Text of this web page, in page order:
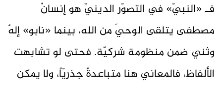
فـ «النبيّ» في التصوّر الدينيّ هو إنسانٌ
مصطفى يتلقى الوحيَ من الله، بينما «نابو» إلهٌ
وثني ضمن منظومة شركيّة. فحتى لو تشابهت
الألفاظ، فالمعاني هنا متباعدةٌ جذريّاً، ولا يمكن